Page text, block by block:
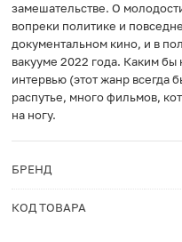
замешательстве. О
вопреки политике и
документальном кино, и в
вакууме 2022 года. Каким
интервью (этот жанр всегда
распутье, много фильмов,
на ногу.
БРЕНД
КОД ТОВАРА